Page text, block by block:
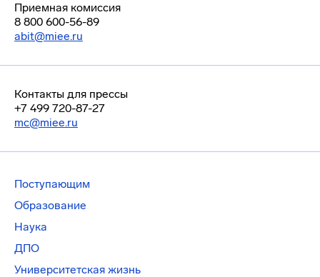
Приемная комиссия
8 800 600-56-89
abit@miee.ru
Контакты для прессы
+7 499 720-87-27
mc@miee.ru
Поступающим
Образование
Наука
ДПО
Университетская жизнь